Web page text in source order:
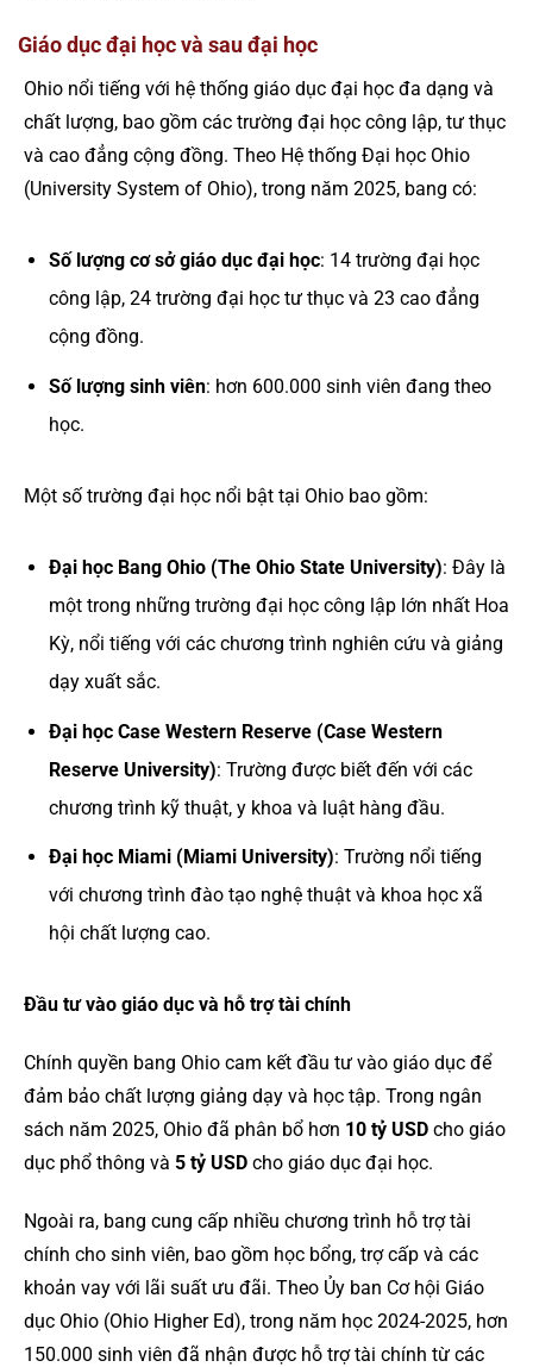
Giáo dục đại học và sau đại học
Ohio nổi tiếng với hệ thống giáo dục đại học đa dạng và
chất lượng, bao gồm các trường đại học công lập, tư thục
và cao đẳng cộng đồng. Theo Hệ thống Đại học Ohio
(University System of Ohio), trong năm 2025, bang có:
Số lượng cơ sở giáo dục đại học: 14 trường đại học
công lập, 24 trường đại học tư thục và 23 cao đẳng
cộng đồng.
Số lượng sinh viên: hơn 600.000 sinh viên đang theo
học.
Một số trường đại học nổi bật tại Ohio bao gồm:
Đại học Bang Ohio (The Ohio State University): Đây là
một trong những trường đại học công lập lớn nhất Hoa
Kỳ, nổi tiếng với các chương trình nghiên cứu và giảng
dạy xuất sắc.
Đại học Case Western Reserve (Case Western
Reserve University): Trường được biết đến với các
chương trình kỹ thuật, y khoa và luật hàng đầu.
Đại học Miami (Miami University): Trường nổi tiếng
với chương trình đào tạo nghệ thuật và khoa học xã
hội chất lượng cao.
Đầu tư vào giáo dục và hỗ trợ tài chính
Chính quyền bang Ohio cam kết đầu tư vào giáo dục để
đảm bảo chất lượng giảng dạy và học tập. Trong ngân
sách năm 2025, Ohio đã phân bổ hơn 10 tỷ USD cho giáo
dục phổ thông và 5 tỷ USD cho giáo dục đại học.
Ngoài ra, bang cung cấp nhiều chương trình hỗ trợ tài
chính cho sinh viên, bao gồm học bổng, trợ cấp và các
khoản vay với lãi suất ưu đãi. Theo Ủy ban Cơ hội Giáo
dục Ohio (Ohio Higher Ed), trong năm học 2024-2025, hơn
150.000 sinh viên đã nhận được hỗ trợ tài chính từ các